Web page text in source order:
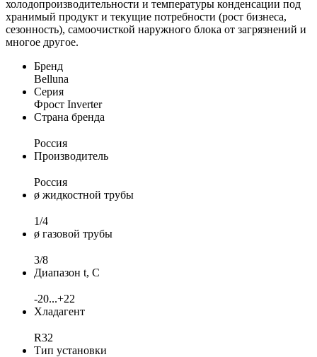
холодопроизводительности и температуры конденсации под
хранимый продукт и текущие потребности (рост бизнеса,
сезонность), самоочисткой наружного блока от загрязнений и
многое другое.
Бренд
Belluna
Серия
Фрост Inverter
Страна бренда
Россия
Производитель
Россия
ø жидкостной трубы
1/4
ø газовой трубы
3/8
Диапазон t, С
-20...+22
Хладагент
R32
Тип установки